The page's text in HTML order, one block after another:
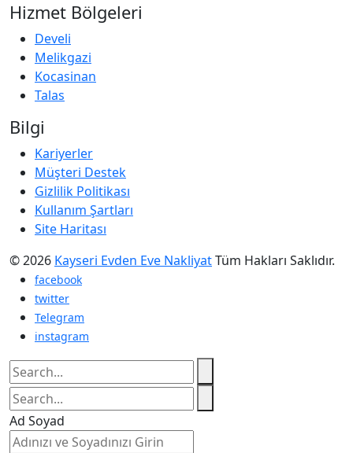
Hizmet Bölgeleri
Develi
Melikgazi
Kocasinan
Talas
Bilgi
Kariyerler
Müşteri Destek
Gizlilik Politikası
Kullanım Şartları
Site Haritası
© 2026 Kayseri Evden Eve NakliyatTüm Hakları Saklıdır.
facebook
twitter
Telegram
instagram
Ad Soyad